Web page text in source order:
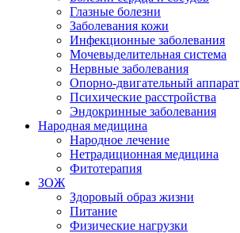
Глазные болезни
Заболевания кожи
Инфекционные заболевания
Мочевыделительная система
Нервные заболевания
Опорно-двигательный аппарат
Психические расстройства
Эндокринные заболевания
Народная медицина
Народное лечение
Нетрадиционная медицина
Фитотерапия
ЗОЖ
Здоровый образ жизни
Питание
Физические нагрузки